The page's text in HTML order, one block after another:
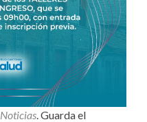
Noticias. Guarda el